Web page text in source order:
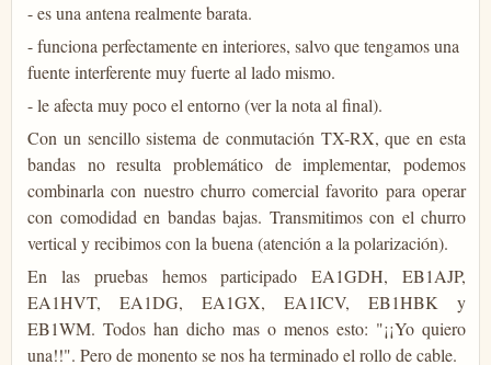
- es una antena realmente barata.
- funciona perfectamente en interiores, salvo que tengamos una
fuente interferente muy fuerte al lado mismo.
- le afecta muy poco el entorno (ver la nota al final).
Con un sencillo sistema de conmutación TX-RX, que en esta
bandas no resulta problemático de implementar, podemos
combinarla con nuestro churro comercial favorito para operar
con comodidad en bandas bajas. Transmitimos con el churro
vertical y recibimos con la buena (atención a la polarización).
En las pruebas hemos participado EA1GDH, EB1AJP,
EA1HVT, EA1DG, EA1GX, EA1ICV, EB1HBK y
EB1WM. Todos han dicho mas o menos esto: "¡¡Yo quiero
una!!". Pero de monento se nos ha terminado el rollo de cable.